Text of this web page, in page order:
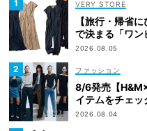
VERY STORE
【旅行・帰省
で決まる「ワ
2026.08.05
ファッション
8/6発売【
イテムをチェッ
2026.08.04